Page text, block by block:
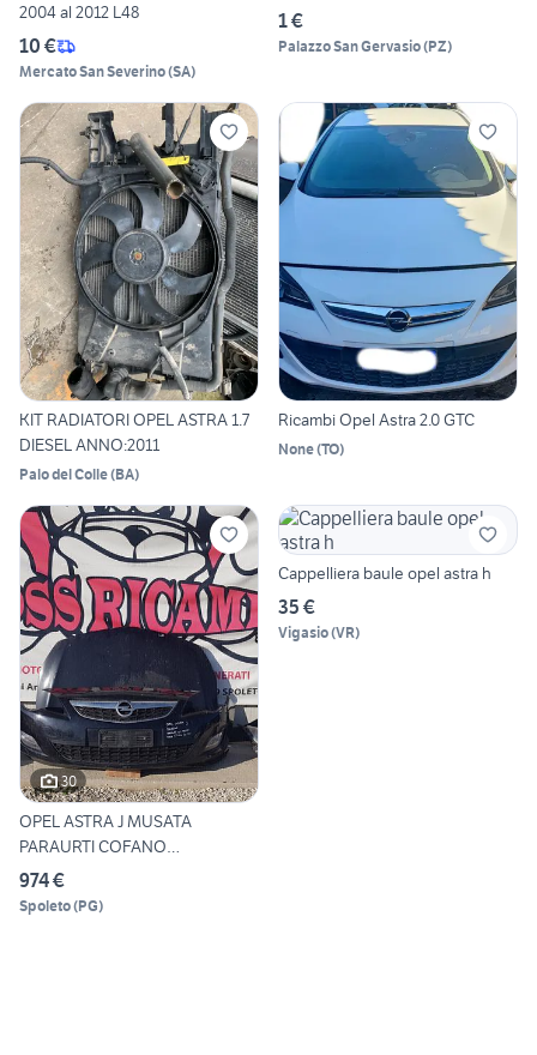
2004 al 2012 L48
10 €
Mercato San Severino(SA)
1 €
Palazzo San Gervasio(PZ)
KIT RADIATORI OPEL ASTRA 1.7
DIESEL ANNO:2011
Palo del Colle(BA)
Ricambi Opel Astra 2.0 GTC
None(TO)
30
OPEL ASTRA J MUSATA
PARAURTI COFANO
PARAFANGHI
974 €
Spoleto(PG)
Cappelliera baule opel astra h
35 €
Vigasio(VR)